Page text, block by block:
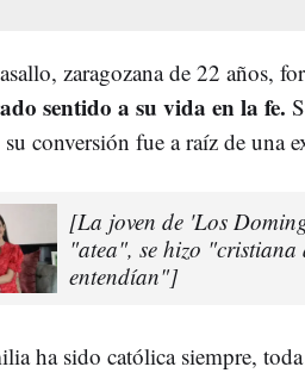
zaragozana de 22 años,
sentido a su vida en la fe.
conversión fue a raíz de una
[La joven de 'Los
"atea", se hizo
entendían"]
ha sido católica siempre,